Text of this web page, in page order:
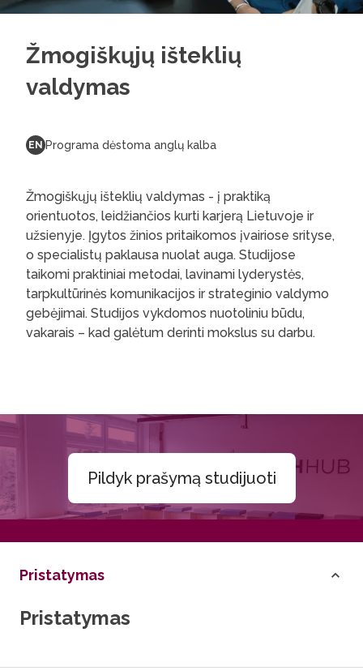
Žmogiškųjų išteklių
valdymas
EN Programa dėstoma anglų kalba
Žmogiškųjų išteklių valdymas - į praktiką
orientuotos, leidžiančios kurti karjerą Lietuvoje ir
užsienyje. Įgytos žinios pritaikomos įvairiose srityse,
o specialistų paklausa nuolat auga. Studijose
taikomi praktiniai metodai, lavinami lyderystės,
tarpkultūrinės komunikacijos ir strateginio valdymo
gebėjimai. Studijos vykdomos nuotoliniu būdu,
vakarais – kad galėtum derinti mokslus su darbu.
Pildyk prašymą studijuoti
Pristatymas
Pristatymas